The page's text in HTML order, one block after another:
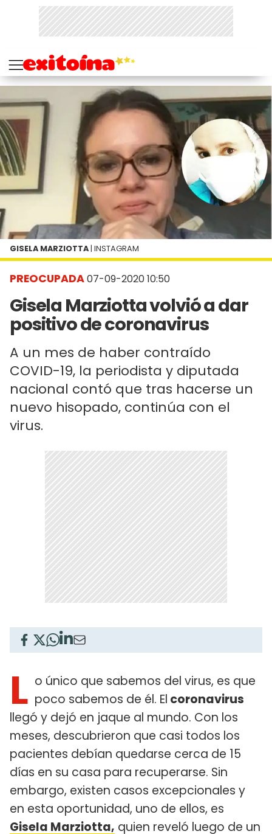
PREOCUPADA07-09-2020 10:50
Gisela Marziotta volvió a dar
positivo de coronavirus
A un mes de haber contraído
COVID-19, la periodista y diputada
nacional contó que tras hacerse un
nuevo hisopado, continúa con el
virus.
GISELA MARZIOTTA | INSTAGRAM
L o único que sabemos del virus, es que
poco sabemos de él. El coronavirus
llegó y dejó en jaque al mundo. Con los
meses, descubrieron que casi todos los
pacientes debían quedarse cerca de 15
días en su casa para recuperarse. Sin
embargo, existen casos excepcionales y
en esta oportunidad, uno de ellos, es
Gisela Marziotta, quien reveló luego de un